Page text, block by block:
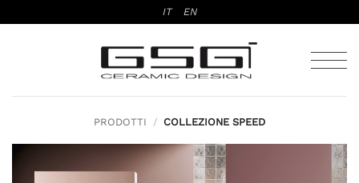
ai
IT EN
PRODOTTI / COLLEZIONE SPEED